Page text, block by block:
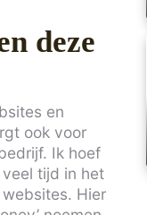
deze
en
ook voor
Ik hoef
tijd in het
Hier